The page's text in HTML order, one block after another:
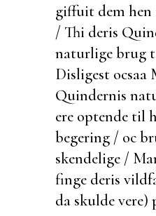
giffuit dem hen
/ Thi deris
naturlige brug
Disligest ocsaa
Quindernis
ere optende til
begering / oc
skendelige /
finge deris
da skulde vere)